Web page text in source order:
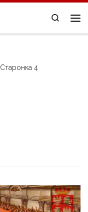
Search
Старонка 4